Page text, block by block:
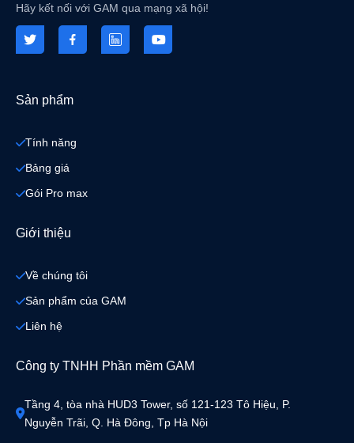
Hãy kết nối với GAM qua mạng xã hội!
Sản phẩm
Tính năng
Bảng giá
Gói Pro max
Giới thiệu
Về chúng tôi
Sản phẩm của GAM
Liên hệ
Công ty TNHH Phần mềm GAM
Tầng 4, tòa nhà HUD3 Tower, số 121-123 Tô Hiệu, P.
Nguyễn Trãi, Q. Hà Đông, Tp Hà Nội